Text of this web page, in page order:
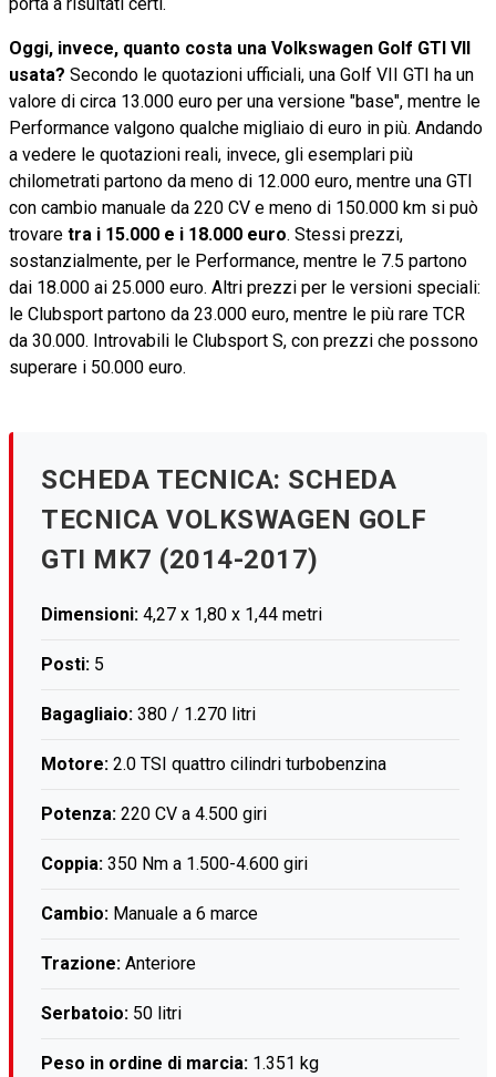
porta a risultati certi.
Oggi, invece, quanto costa una Volkswagen Golf GTI VII
usata? Secondo le quotazioni ufficiali, una Golf VII GTI ha un
valore di circa 13.000 euro per una versione "base", mentre le
Performance valgono qualche migliaio di euro in più. Andando
a vedere le quotazioni reali, invece, gli esemplari più
chilometrati partono da meno di 12.000 euro, mentre una GTI
con cambio manuale da 220 CV e meno di 150.000 km si può
trovare tra i 15.000 e i 18.000 euro. Stessi prezzi,
sostanzialmente, per le Performance, mentre le 7.5 partono
dai 18.000 ai 25.000 euro. Altri prezzi per le versioni speciali:
le Clubsport partono da 23.000 euro, mentre le più rare TCR
da 30.000. Introvabili le Clubsport S, con prezzi che possono
superare i 50.000 euro.
SCHEDA TECNICA: SCHEDA
TECNICA VOLKSWAGEN GOLF
GTI MK7 (2014-2017)
Dimensioni: 4,27 x 1,80 x 1,44 metri
Posti: 5
Bagagliaio: 380 / 1.270 litri
Motore: 2.0 TSI quattro cilindri turbobenzina
Potenza: 220 CV a 4.500 giri
Coppia: 350 Nm a 1.500-4.600 giri
Cambio: Manuale a 6 marce
Trazione: Anteriore
Serbatoio: 50 litri
Peso in ordine di marcia: 1.351 kg